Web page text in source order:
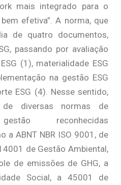
mais integrado para o
efetiva”. A norma, que
de quatro documentos,
passando por avaliação
(1), materialidade ESG
na gestão ESG
ESG (4). Nesse sentido,
diversas normas de
reconhecidas
a ABNT NBR ISO 9001, de
de Gestão Ambiental,
de emissões de GHG, a
Social, a 45001 de